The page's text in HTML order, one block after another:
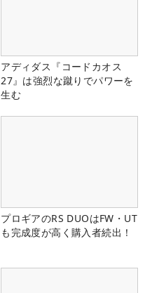
アディダス『コードカオス
27』は強烈な蹴りでパワーを
生む
プロギアのRS DUOはFW・UT
も完成度が高く購入者続出！